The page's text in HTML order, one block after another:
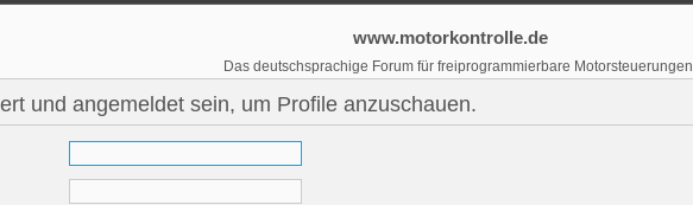
www.motorkontrolle.de
Das deutschsprachige Forum für freiprogrammierbare Motorsteuerungen
und angemeldet sein, um Profile anzuschauen.